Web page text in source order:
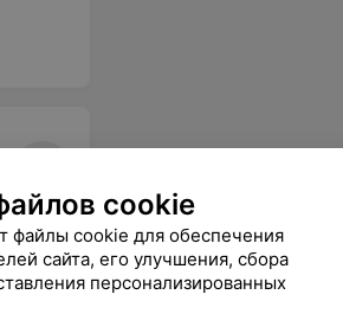
cookie
файлы cookie для обеспечения
сайта, его улучшения, сбора
персонализированных